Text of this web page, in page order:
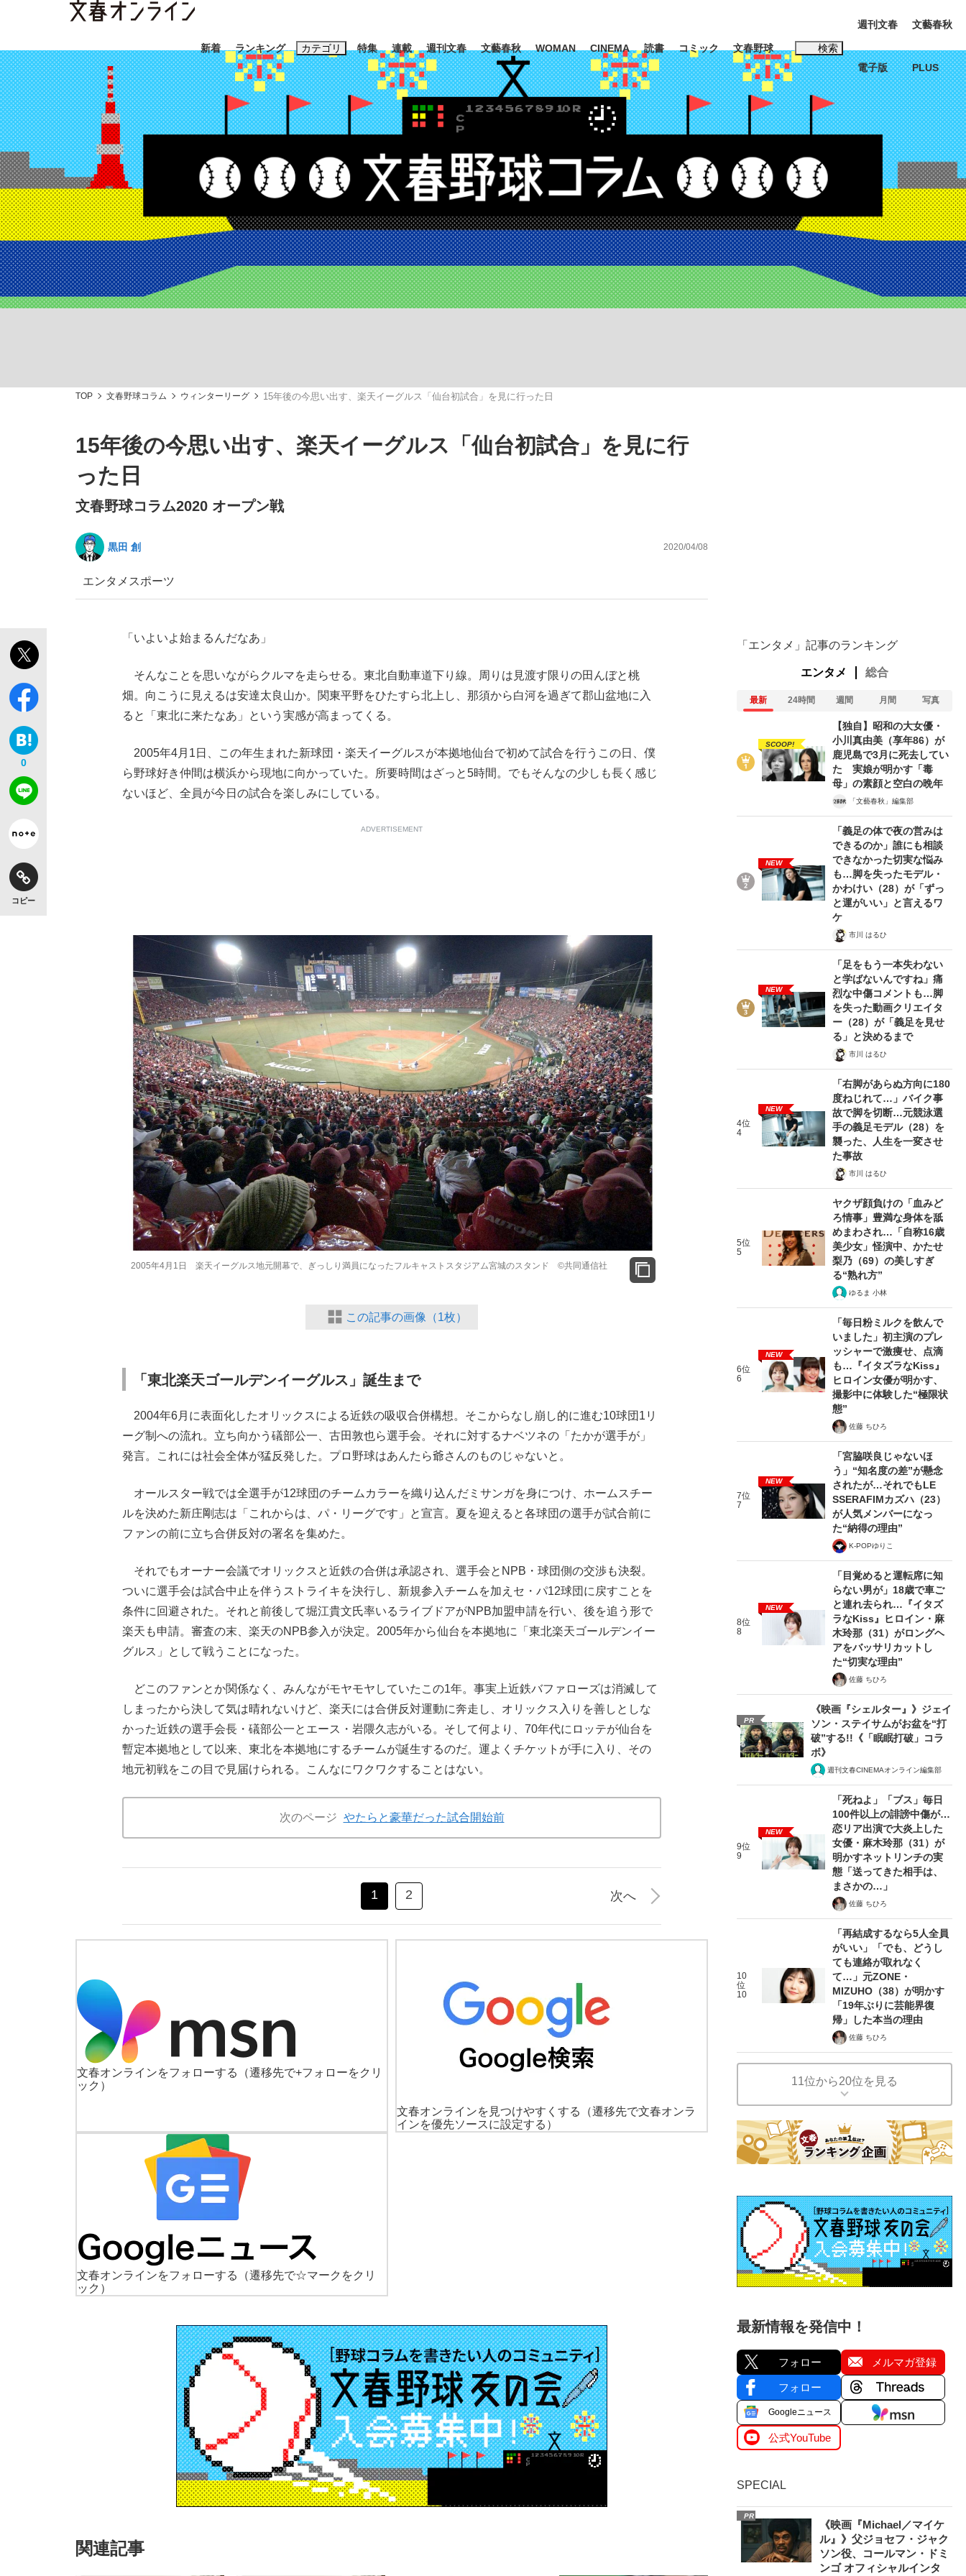
新着 ランキング カテゴリ
スクープ ニュース エンタメ ライフ ビジネス インタビュー 読書
「善か悪かはどちらでもいい」リアル『九条の大罪』弁護士が明かすトク... 「キオクシアの投資の桁は一つ多くてもいい」時価総額が一時トヨタ超え...
《BTS厳戒トーキョー滞在記》RM→渋谷で飲み会、JIN→伊豆の...
特集
終戦から81年 日本生まれのK-POPアイドルたち
私のあのとき、私のいま
連載 週刊文春 文藝春秋 WOMAN CINEMA 読書 コミック 文春野球 検索
キーワード入力
おすすめのキーワードタグ一覧
#藤田晋 #三山凌輝 #高市早苗 #後藤真希 #森岡毅 #城彰二 #内田有紀
#松田聖子
#玉木雄一郎
#亀和田武
週刊文春
電子版
文藝春秋
PLUS
TOP 文春野球コラム ウィンターリーグ 15年後の今思い出す、楽天イーグルス「仙台初試合」を見に行った日
15年後の今思い出す、楽天イーグルス「仙台初試合」を見に行
った日
文春野球コラム2020 オープン戦
黒田 創 2020/04/08
エンタメ スポーツ
0
コピー
「いよいよ始まるんだなあ」
そんなことを思いながらクルマを走らせる。東北自動車道下り線。周りは見渡す限りの田んぼと桃
畑。向こうに見えるは安達太良山か。関東平野をひたすら北上し、那須から白河を過ぎて郡山盆地に入
ると「東北に来たなあ」という実感が高まってくる。
2005年4月1日、この年生まれた新球団・楽天イーグルスが本拠地仙台で初めて試合を行うこの日、僕
ら野球好き仲間は横浜から現地に向かっていた。所要時間はざっと5時間。でもそんなの少しも長く感じ
ないほど、全員が今日の試合を楽しみにしている。
ADVERTISEMENT
2005年4月1日 楽天イーグルス地元開幕で、ぎっしり満員になったフルキャストスタジアム宮城のスタンド ©共同通信社
この記事の画像（1枚）
「東北楽天ゴールデンイーグルス」誕生まで
2004年6月に表面化したオリックスによる近鉄の吸収合併構想。そこからなし崩し的に進む10球団1リ
ーグ制への流れ。立ち向かう礒部公一、古田敦也ら選手会。それに対するナベツネの「たかが選手が」
発言。これには社会全体が猛反発した。プロ野球はあんたら爺さんのものじゃないと。
オールスター戦では全選手が12球団のチームカラーを織り込んだミサンガを身につけ、ホームスチー
ルを決めた新庄剛志は「これからは、パ・リーグです」と宣言。夏を迎えると各球団の選手が試合前に
ファンの前に立ち合併反対の署名を集めた。
それでもオーナー会議でオリックスと近鉄の合併は承認され、選手会とNPB・球団側の交渉も決裂。
ついに選手会は試合中止を伴うストライキを決行し、新規参入チームを加えセ・パ12球団に戻すことを
条件に回避された。それと前後して堀江貴文氏率いるライブドアがNPB加盟申請を行い、後を追う形で
楽天も申請。審査の末、楽天のNPB参入が決定。2005年から仙台を本拠地に「東北楽天ゴールデンイー
グルス」として戦うことになった。
どこのファンとか関係なく、みんながモヤモヤしていたこの1年。事実上近鉄バファローズは消滅して
しまったから決して気は晴れないけど、楽天には合併反対運動に奔走し、オリックス入りを善しとしな
かった近鉄の選手会長・礒部公一とエース・岩隈久志がいる。そして何より、70年代にロッテが仙台を
暫定本拠地として以来、東北を本拠地にするチームが誕生するのだ。運よくチケットが手に入り、その
地元初戦をこの目で見届けられる。こんなにワクワクすることはない。
次のページ やたらと豪華だった試合開始前
1 2 次へ
文春オンラインをフォローする
（遷移先で+フォローをクリ
ック）
文春オンラインを見つけやすくする
（遷移先で文春オンラ
インを優先ソースに設定する）
文春オンラインをフォローする
（遷移先で☆マークをクリ
ック）
関連記事
「エンタメ」記事のランキング
エンタメ 総合
最新 24時間 週間 月間 写真
SCOOP!
【独自】昭和の大女優・
小川真由美（享年86）が
鹿児島で3月に死去してい
た 実娘が明かす「毒
母」の素顔と空白の晩年
「文藝春秋」編集部
NEW
「義足の体で夜の営みは
できるのか」誰にも相談
できなかった切実な悩み
も…脚を失ったモデル・
かわけい（28）が「ずっ
と運がいい」と言えるワ
ケ
市川 はるひ
NEW
「足をもう一本失わない
と学ばないんですね」痛
烈な中傷コメントも…脚
を失った動画クリエイタ
ー（28）が「義足を見せ
る」と決めるまで
市川 はるひ
4位
4
NEW
「右脚があらぬ方向に180
度ねじれて…」バイク事
故で脚を切断…元競泳選
手の義足モデル（28）を
襲った、人生を一変させ
た事故
市川 はるひ
5位
5
ヤクザ顔負けの「血みど
ろ情事」豊満な身体を舐
めまわされ…「自称16歳
美少女」怪演中、かたせ
梨乃（69）の美しすぎ
る“熟れ方”
ゆるま 小林
6位
6
NEW
「毎日粉ミルクを飲んで
いました」初主演のプレ
ッシャーで激痩せ、点滴
も…『イタズラなKiss』
ヒロイン女優が明かす、
撮影中に体験した“極限状
態”
佐藤 ちひろ
7位
7
NEW
「宮脇咲良じゃないほ
う」“知名度の差”が懸念
されたが…それでもLE
SSERAFIMカズハ（23）
が人気メンバーになっ
た“納得の理由”
K-POPゆりこ
8位
8
NEW
「目覚めると運転席に知
らない男が」18歳で車ご
と連れ去られ…『イタズ
ラなKiss』ヒロイン・麻
木玲那（31）がロングヘ
アをバッサリカットし
た“切実な理由”
佐藤 ちひろ
PR
《映画『シェルター』》ジェイ
ソン・ステイサムがお盆を“打
破”する!!《「眠眠打破」コラ
ボ》
週刊文春CINEMAオンライン編集部
9位
9
NEW
「死ねよ」「ブス」毎日
100件以上の誹謗中傷が…
恋リア出演で大炎上した
女優・麻木玲那（31）が
明かすネットリンチの実
態「送ってきた相手は、
まさかの…」
佐藤 ちひろ
10
位
10
「再結成するなら5人全員
がいい」「でも、どうし
ても連絡が取れなく
て…」元ZONE・
MIZUHO（38）が明かす
「19年ぶりに芸能界復
帰」した本当の理由
佐藤 ちひろ
11位から20位を見る
最新情報を発信中！
フォロー メルマガ登録
フォロー
Googleニュース
公式YouTube
SPECIAL
PR
《映画『Michael／マイケ
ル』》父ジョセフ・ジャク
ソン役、コールマン・ドミ
ンゴ オフィシャルインタ